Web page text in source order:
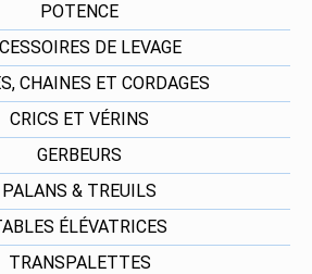
POTENCE
DE LEVAGE
CHAINES ET CORDAGES
CRICS ET VÉRINS
GERBEURS
PALANS & TREUILS
ÉLÉVATRICES
TRANSPALETTES